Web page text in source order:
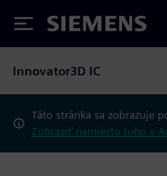
Siemens
Innovator3D IC
Táto stránka sa zobrazuje
Zobraziť namiesto toho v